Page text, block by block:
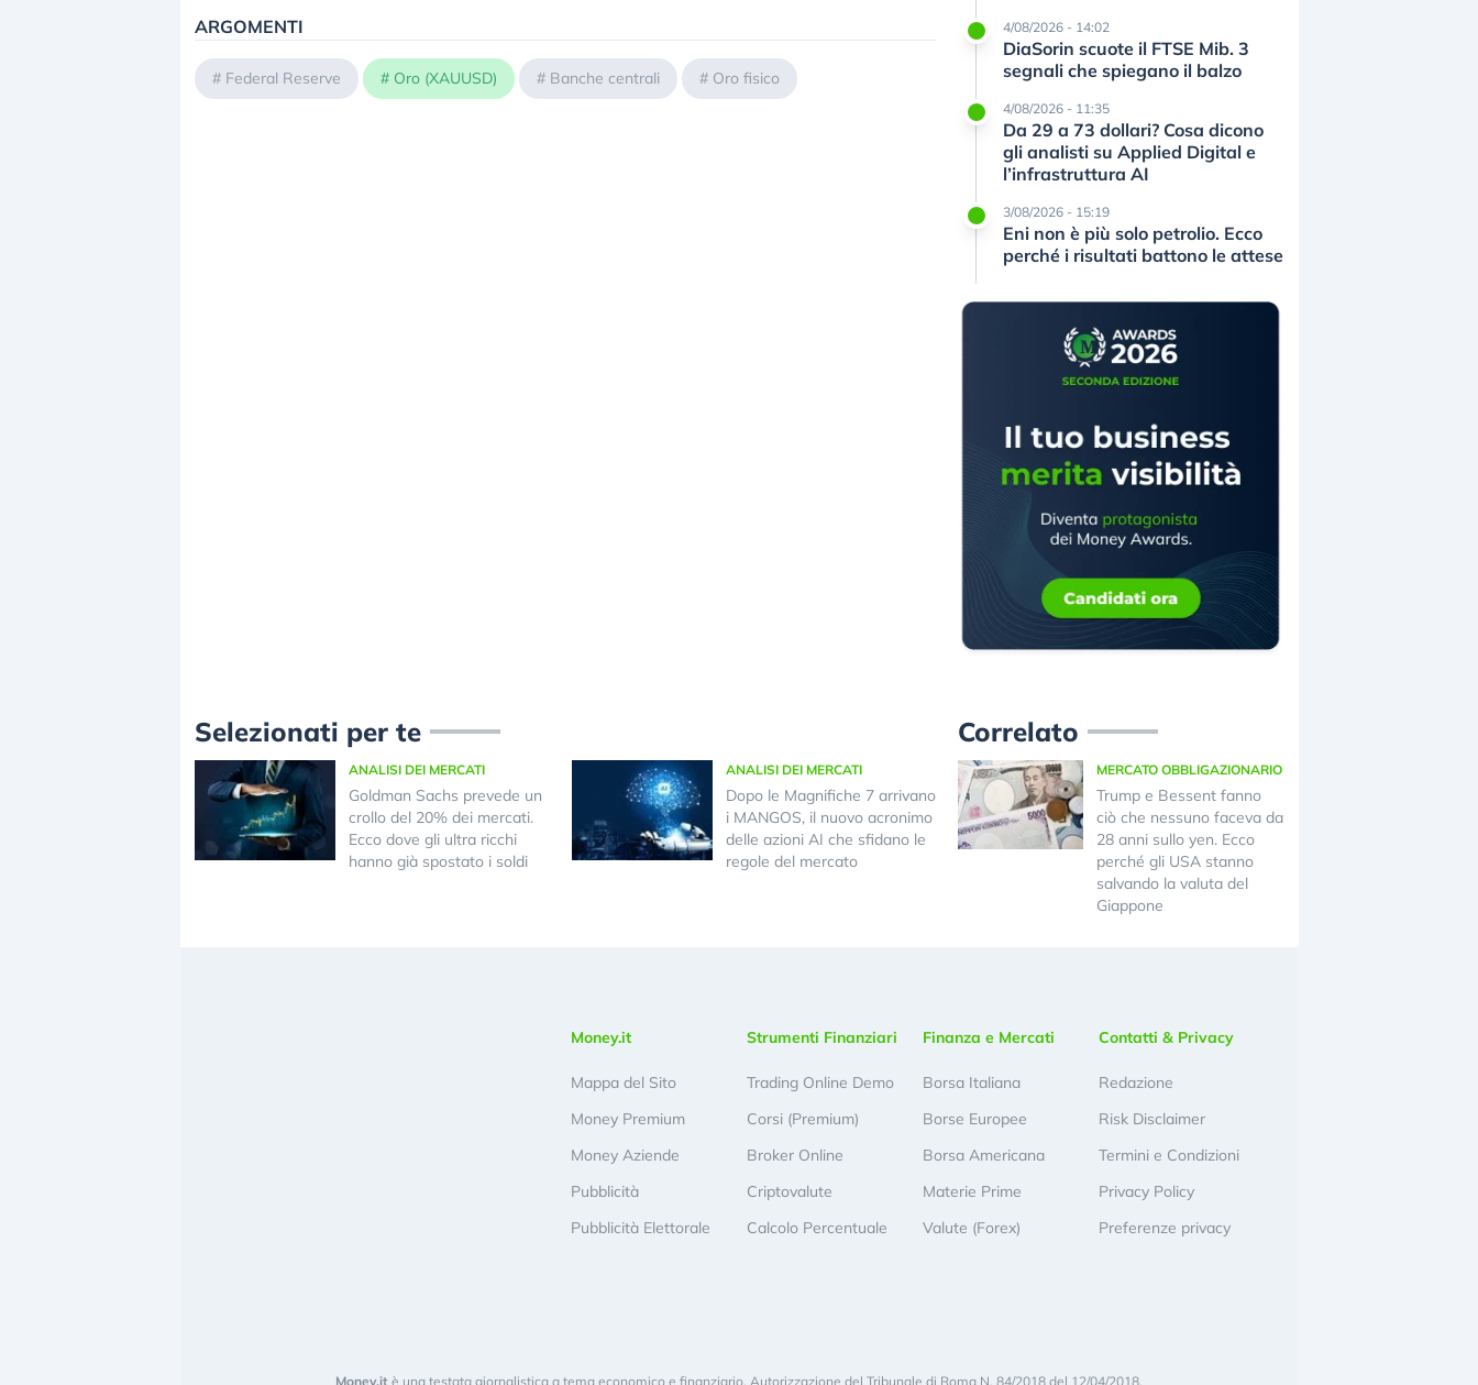
ARGOMENTI
# Federal Reserve # Oro (XAUUSD) # Banche centrali # Oro fisico
4/08/2026 - 14:02
DiaSorin scuote il FTSE Mib. 3
segnali che spiegano il balzo
4/08/2026 - 11:35
Da 29 a 73 dollari? Cosa dicono
gli analisti su Applied Digital e
l’infrastruttura AI
3/08/2026 - 15:19
Eni non è più solo petrolio. Ecco
perché i risultati battono le attese
Selezionati per te
ANALISI DEI MERCATI
Goldman Sachs prevede un
crollo del 20% dei mercati.
Ecco dove gli ultra ricchi
hanno già spostato i soldi
ANALISI DEI MERCATI
Dopo le Magnifiche 7 arrivano
i MANGOS, il nuovo acronimo
delle azioni AI che sfidano le
regole del mercato
Correlato
MERCATO OBBLIGAZIONARIO
Trump e Bessent fanno
ciò che nessuno faceva da
28 anni sullo yen. Ecco
perché gli USA stanno
salvando la valuta del
Giappone
Money.it
Mappa del Sito
Money Premium
Money Aziende
Pubblicità
Pubblicità Elettorale
Strumenti Finanziari
Trading Online Demo
Corsi (Premium)
Broker Online
Criptovalute
Calcolo Percentuale
Finanza e Mercati
Borsa Italiana
Borse Europee
Borsa Americana
Materie Prime
Valute (Forex)
Contatti & Privacy
Redazione
Risk Disclaimer
Termini e Condizioni
Privacy Policy
Preferenze privacy
Money.it è una testata giornalistica a tema economico e finanziario. Autorizzazione del Tribunale di Roma N. 84/2018 del 12/04/2018.